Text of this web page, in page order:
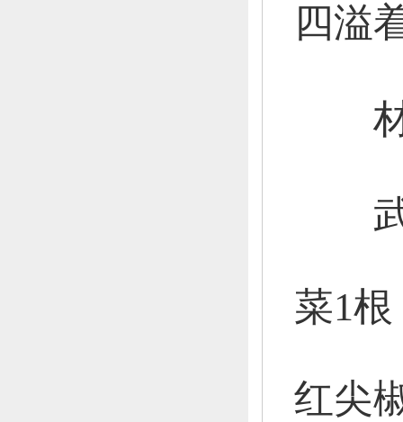
四溢
材
武
菜1根
红尖